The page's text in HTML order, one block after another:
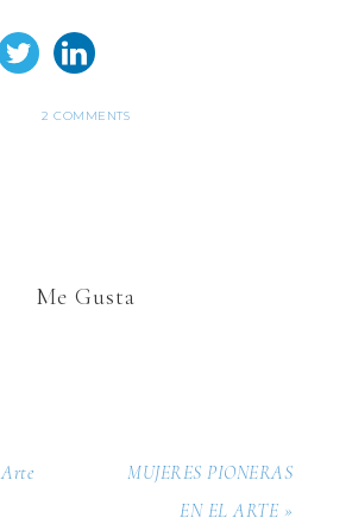
2 COMMENTS
Me Gusta
MUJERES PIONERAS
EN EL ARTE »